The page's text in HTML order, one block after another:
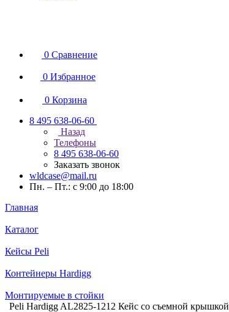
0 Сравнение
0 Избранное
0 Корзина
8 495 638-06-60
Назад
Телефоны
8 495 638-06-60
Заказать звонок
wldcase@mail.ru
Пн. – Пт.: с 9:00 до 18:00
Главная
Каталог
Кейсы Peli
Контейнеры Hardigg
Монтируемые в стойки
Peli Hardigg AL2825-1212 Кейс со съемной крышкой